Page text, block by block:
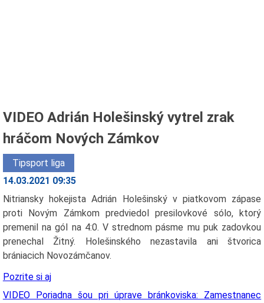
VIDEO Adrián Holešinský vytrel zrak
hráčom Nových Zámkov
Tipsport liga
14.03.2021 09:35
Nitriansky hokejista Adrián Holešinský v piatkovom zápase
proti Novým Zámkom predviedol presilovkové sólo, ktorý
premenil na gól na 4:0. V strednom pásme mu puk zadovkou
prenechal Žitný. Holešinského nezastavila ani štvorica
brániacich Novozámčanov.
Pozrite si aj
VIDEO Poriadna šou pri úprave bránkoviska: Zamestnanec